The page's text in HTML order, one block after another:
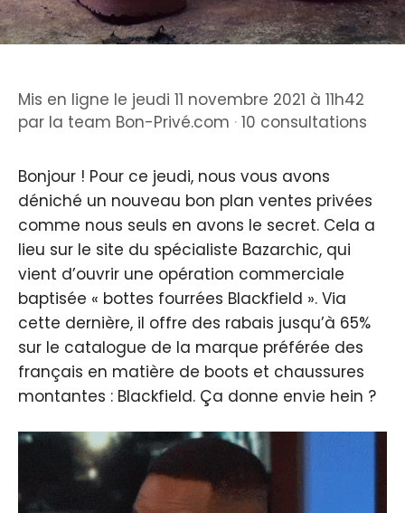
Mis en ligne le jeudi 11 novembre 2021 à 11h42
par la team Bon-Privé.com · 10 consultations
Bonjour ! Pour ce jeudi, nous vous avons
déniché un nouveau bon plan ventes privées
comme nous seuls en avons le secret. Cela a
lieu sur le site du spécialiste Bazarchic, qui
vient d’ouvrir une opération commerciale
baptisée « bottes fourrées Blackfield ». Via
cette dernière, il offre des rabais jusqu’à 65%
sur le catalogue de la marque préférée des
français en matière de boots et chaussures
montantes : Blackfield. Ça donne envie hein ?